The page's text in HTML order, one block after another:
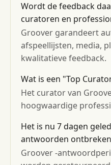
Wordt de feedback
curatoren en
Groover garandeert
afspeellijsten, media,
kwalitatieve feedback.
Wat is een "Top
Het curator van
hoogwaardige
Het is nu 7 dagen
antwoorden
Groover -